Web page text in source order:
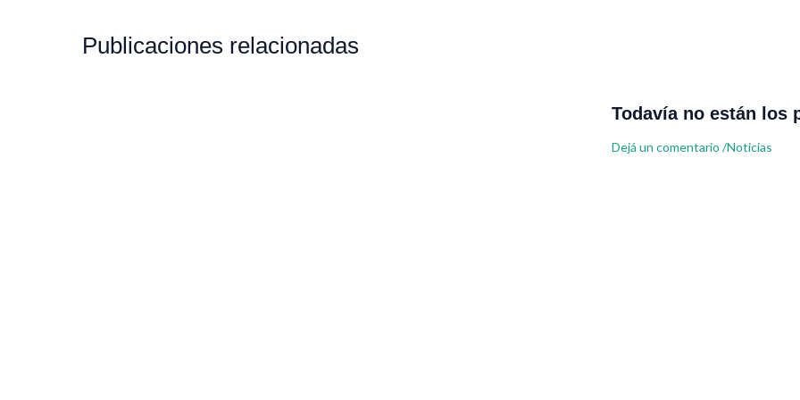
Publicaciones relacionadas
Todavía no están los
Dejá un comentario /Noticias